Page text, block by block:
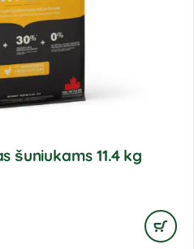
šuniukams 11.4 kg